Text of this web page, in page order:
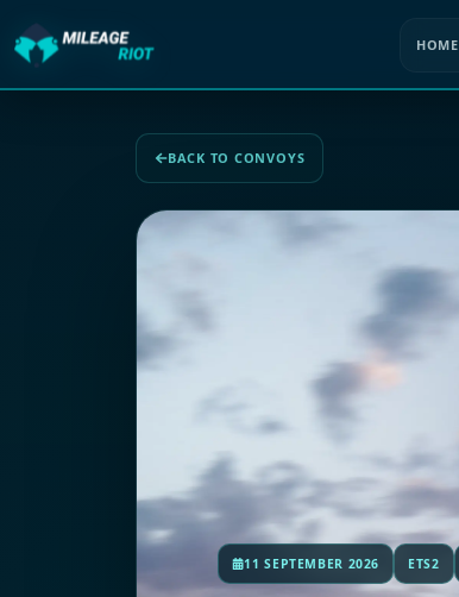
BACK TO CONVOYS
11 SEPTEMBER 2026 ETS2
HOME